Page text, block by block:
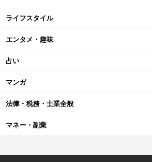
ライフスタイル
エンタメ・趣味
占い
マンガ
法律・税務・士業全般
マネー・副業